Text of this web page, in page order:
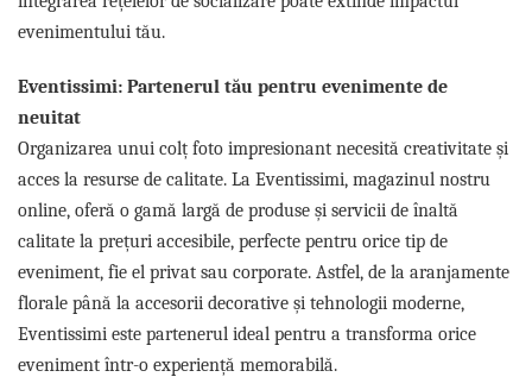
evenimentului tău.
Eventissimi: Partenerul tău pentru evenimente de
neuitat
Organizarea unui colț foto impresionant necesită creativitate și
acces la resurse de calitate. La Eventissimi, magazinul nostru
online, oferă o gamă largă de produse și servicii de înaltă
calitate la prețuri accesibile, perfecte pentru orice tip de
eveniment, fie el privat sau corporate. Astfel, de la aranjamente
florale până la accesorii decorative și tehnologii moderne,
Eventissimi este partenerul ideal pentru a transforma orice
eveniment într-o experiență memorabilă.